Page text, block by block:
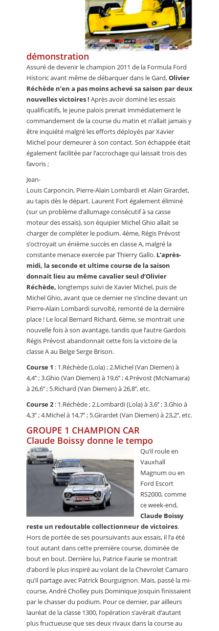
démonstration
Assuré de devenir le champion 2011 de la Formula Ford
Historic avant même de débarquer dans le Gard,Olivier
Réchède n’en a pas moins achevé sa saison par deux
nouvelles victoires ! Après avoir dominé les essais
qualificatifs, le jeune palois prenait immédiatement le
commandement de la course du matin et n’allait jamais y
être inquiété malgré les efforts déployés par Xavier
Michel pour demeurer à son contact. Son échappée était
également facilitée par l’accrochage qui laissait trois des
favoris ;
Jean-
Louis Carponcin, Pierre-Alain Lombardi et Alain Girardet,
au tapis dès le départ. Laurent Fort également éliminé
(sur un problème d’allumage consécutif à sa casse
moteur des essais), son équipier Michel Ghio allait se
charger de compléter le podium. 4ème, Régis Prévost
s’octroyait un énième succès en classe A, malgré la
constante menace exercée par Thierry Gallo. L’après-
midi, la seconde et ultime course de la saison
donnait lieu au même cavalier seul d’Olivier
Réchède, longtemps suivi de Xavier Michel, puis de
Michel Ghio, avant que ce dernier ne s’incline devant un
Pierre-Alain Lombardi survolté, remonté de la dernière
place ! Le local Bernard Richard, 6ème, se montrait une
nouvelle fois à son avantage, tandis que l’autre Gardois
Régis Prévost abandonnait cette fois la victoire de la
classe A au Belge Serge Brison.
Course 1 : 1.Réchède (Lola) ; 2.Michel (Van Diemen) à
4,4’’ ; 3.Ghio (Van Diemen) à 19,6’’ ; 4.Prévost (McNamara)
à 26,6’’ ; 5.Richard (Van Diemen) à 26,8’’, etc.
Course 2 : 1.Réchède ; 2.Lombardi (Lola) à 3,6’’ ; 3.Ghio à
4,3’’ ; 4.Michel à 14,7’’ ; 5.Girardet (Van Diemen) à 23,2’’, etc.
GROUPE 1 CHAMPION CAR
Claude Boissy donne le tempo
Qu’il roule en
Vauxhall
Magnum ou en
Ford Escort
RS2000, comme
ce week-end,
Claude Boissy
reste un redoutable collectionneur de victoires.
Hors de portée de ses poursuivants aux essais, il l’a été
tout autant dans cette première course, dominée de
bout en bout. Derrière lui, Patrice Faurie se montrait
d’abord le plus inspiré au volant de la Chevrolet Camaro
qu’il partage avec Patrick Bourguignon. Mais, passé la mi-
course, André Cholley puis Dominique Josquin finissaient
par le chasser du podium. Pour ce dernier, par ailleurs
lauréat de la classe 1300, l’opération s’avérait d’autant
plus fructueuse que ses deux rivaux dans la course au